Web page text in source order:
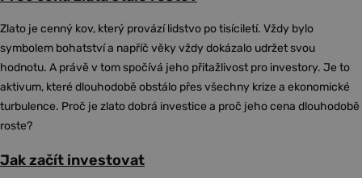
Zlato je cenný kov, který provází lidstvo po tisíciletí. Vždy bylo
symbolem bohatství a napříč věky vždy dokázalo udržet svou
hodnotu. A právě v tom spočívá jeho přitažlivost pro investory. Je to
aktivum, které dlouhodobě obstálo přes všechny krize a ekonomické
turbulence. Proč je zlato dobrá investice a proč jeho cena dlouhodobě
roste?
Jak začít investovat